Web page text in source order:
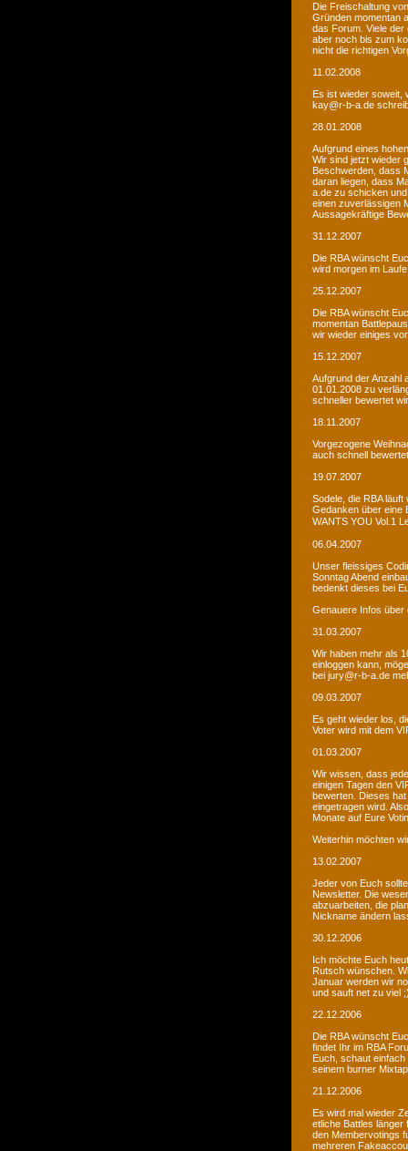
Die Freischaltung
Gründen momentan
das Forum. Viele
aber noch bis zum
nicht die richtigen
11.02.2008
Es ist wieder soweit,
kay@r-b-a.de
28.01.2008
Aufgrund eines
Wir sind jetzt wieder
Beschwerden, dass
daran liegen, dass
a.de zu schicken
einen zuverlässigen
Aussagekräftige
31.12.2007
Die RBA wünscht
wird morgen im
25.12.2007
Die RBA wünscht
momentan
wir wieder einiges
15.12.2007
Aufgrund der Anzahl
01.01.2008 zu
schneller bewertet
18.11.2007
Vorgezogene
auch schnell
19.07.2007
Sodele, die RBA
Gedanken über eine
WANTS YOU Vol.1
06.04.2007
Unser fleissiges
Sonntag Abend
bedenkt dieses bei
Genauere Infos über
31.03.2007
Wir haben mehr als
einloggen kann,
bei jury@r-b-a.de
09.03.2007
Es geht wieder los,
Voter wird mit dem
01.03.2007
Wir wissen, dass
einigen Tagen den
bewerten. Dieses
eingetragen wird.
Monate auf Eure
Weiterhin möchten
13.02.2007
Jeder von Euch
Newsletter. Die
abzuarbeiten, die
Nickname ändern
30.12.2006
Ich möchte Euch
Rutsch wünschen.
Januar werden wir
und sauft net zu viel
22.12.2006
Die RBA wünscht
findet Ihr im RBA
Euch, schaut einfach
seinem burner
21.12.2006
Es wird mal wieder
etliche Battles länger
den Membervotings
mehreren